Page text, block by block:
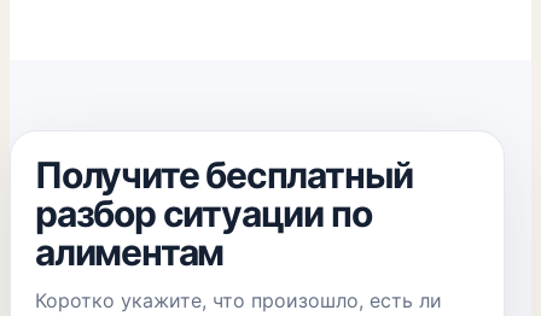
Получите бесплатный
разбор ситуации по
алиментам
Коротко укажите, что произошло, есть ли